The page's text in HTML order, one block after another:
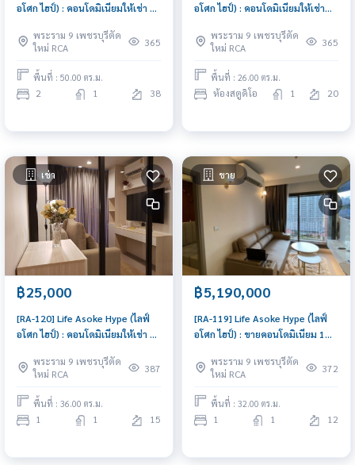
อโศก ไฮป์) : คอนโดมิเนียมให้เช่า 2
สบายพระราม 9 เพชรบุรีตัด
ใหม่ RCA
365
พื้นที่ : 50.00 ตร.ม.
2 1 38
อโศก ไฮป์) : คอนโดมิเนียมให้เช่า
โดดี ทำเลได้ ส่วนกลางจัดเต็ม
พระราม 9 เพชรบุรีตัด
ใหม่ RCA
365
พื้นที่ : 26.00 ตร.ม.
ห้องสตูดิโอ 1 20
เช่า
฿25,000
[RA-120] Life Asoke Hype (ไลฟ์
อโศก ไฮป์) : คอนโดมิเนียมให้เช่า 1
ติดต่อขอชมห้องวันนี้
พระราม 9 เพชรบุรีตัด
ใหม่ RCA
387
พื้นที่ : 36.00 ตร.ม.
1 1 15
ขาย
฿5,190,000
[RA-119] Life Asoke Hype (ไลฟ์
อโศก ไฮป์) : ขายคอนโดมิเนียม 1
ด่วน!พระราม 9 เพชรบุรีตัด
ใหม่ RCA
372
พื้นที่ : 32.00 ตร.ม.
1 1 12